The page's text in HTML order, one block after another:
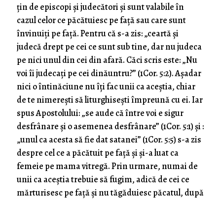
țin de episcopi și judecători și sunt valabile în
cazul celor ce păcătuiesc pe față sau care sunt
învinuiți pe față. Pentru că s-a zis: „ceartă și
judecă drept pe cei ce sunt sub tine, dar nu judeca
pe nici unul din cei din afară. Căci scris este: „Nu
voi îi judecați pe cei dinăuntru?” (1Cor. 5:2). Așadar
nici o întinăciune nu îți fac unii ca aceștia, chiar
de te nimerești să liturghisești împreună cu ei. Iar
spus Apostolului: „se aude că între voi e sigur
desfrânare și o asemenea desfrânare” (1Cor. 5:1) și :
„unul ca acesta să fie dat satanei” (1Cor. 5:5) s-a zis
despre cel ce a păcătuit pe față și și-a luat ca
femeie pe mama vitregă. Prin urmare, numai de
unii ca aceștia trebuie să fugim, adică de cei ce
mărturisesc pe față și nu tăgăduiesc păcatul, după